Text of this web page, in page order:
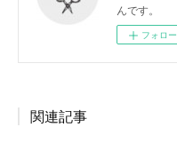
んです。
フォロー
関連記事